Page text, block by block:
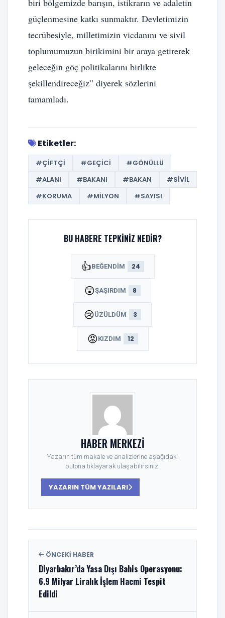
biri bölgemizde barışın, istikrarın ve adaletin
güçlenmesine katkı sunmaktır. Devletimizin
tecrübesiyle, milletimizin vicdanını ve sivil
toplumumuzun birikimini bir araya getirerek
geleceğin göç politikalarını birlikte
şekillendireceğiz” diyerek sözlerini
tamamladı.
Etiketler:
#ÇIFTÇI #GEÇICI
#GÖNÜLLÜ
#ALANI
#BAKANI #BAKAN
#SIVIL
#KORUMA
#MILYON #SAYISI
BU HABERE TEPKINIZ NEDIR?
👍BEĞENDIM 24
😲ŞAŞIRDIM 8
😢ÜZÜLDÜM 3
😡KIZDIM 12
HABER MERKEZI
Yazarın tüm makale ve analizlerine aşağıdaki
butona tıklayarak ulaşabilirsiniz.
YAZARIN TÜM YAZILARI
ÖNCEKI HABER
Diyarbakır’da Yasa Dışı Bahis Operasyonu:
6.9 Milyar Liralık İşlem Hacmi Tespit
Edildi